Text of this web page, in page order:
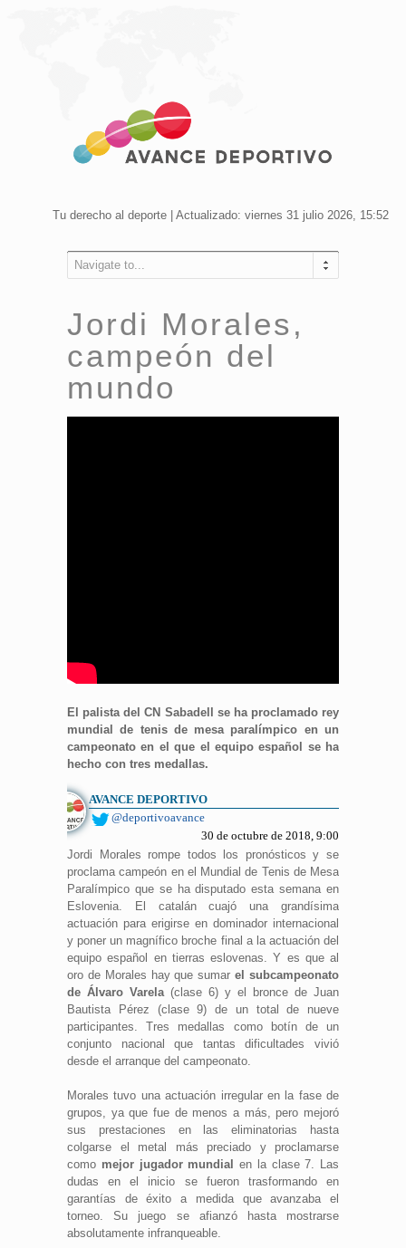
Tu derecho al deporte | Actualizado: viernes 31 julio 2026, 15:52
Navigate to...
Jordi Morales,
campeón del
mundo
El palista del CN Sabadell se ha proclamado rey
mundial de tenis de mesa paralímpico en un
campeonato en el que el equipo español se ha
hecho con tres medallas.
AVANCE DEPORTIVO
@deportivoavance
30 de octubre de 2018, 9:00
Jordi Morales rompe todos los pronósticos y se
proclama campeón en el Mundial de Tenis de Mesa
Paralímpico que se ha disputado esta semana en
Eslovenia. El catalán cuajó una grandísima
actuación para erigirse en dominador internacional
y poner un magnífico broche final a la actuación del
equipo español en tierras eslovenas. Y es que al
oro de Morales hay que sumarel subcampeonato
de Álvaro Varela(clase 6) y el bronce de Juan
Bautista Pérez (clase 9) de un total de nueve
participantes. Tres medallas como botín de un
conjunto nacional que tantas dificultades vivió
desde el arranque del campeonato.
Morales tuvo una actuación irregular en la fase de
grupos, ya que fue de menos a más, pero mejoró
sus prestaciones en las eliminatorias hasta
colgarse el metal más preciado y proclamarse
como mejor jugador mundial en la clase 7. Las
dudas en el inicio se fueron trasformando en
garantías de éxito a medida que avanzaba el
torneo. Su juego se afianzó hasta mostrarse
absolutamente infranqueable.